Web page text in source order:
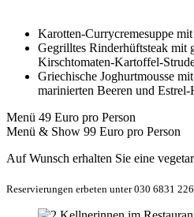
Karotten-Currycremesuppe
Gegrilltes Rinderhüftsteak mit
Kirschtomaten-Kartoffel-
Griechische Joghurtmousse
marinierten Beeren und
Menü 49 Euro pro Person
Menü & Show 99 Euro pro Person
Auf Wunsch erhalten Sie eine
Reservierungen erbeten unter 030 6831